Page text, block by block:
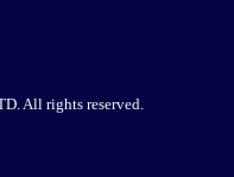
All rights reserved.